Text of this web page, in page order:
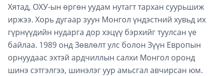
Хятад, ОХУ-ын өргөн уудам нутагт тархан суурьшиж
иржээ. Хорь дугаар зуун Монгол үндэстний хувьд их
гүрнүүдийн нударга дор хэцүү бэрхийг туулсан үе
байлаа. 1989 онд Зөвлөлт улс болон Зүүн Европын
орнуудаас эхтэй ардчиллын салхи Монгол оронд
шинэ сэтгэлгээ, шинэлэг уур амьсгал авчирсан юм.